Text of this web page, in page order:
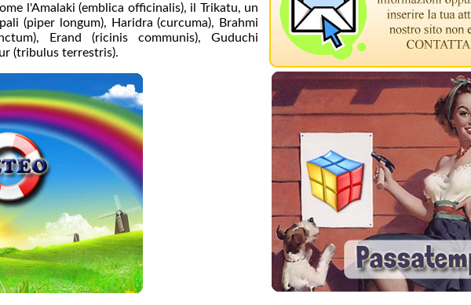
l'Amalaki (emblica officinalis), il Trikatu, un
(piper longum), Haridra (curcuma), Brahmi
Erand (ricinis communis), Guduchi
(tribulus terrestris).